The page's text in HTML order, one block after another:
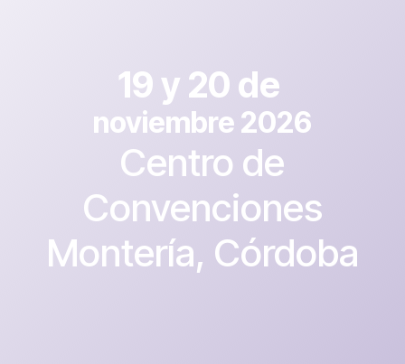
19 y 20 de
noviembre 2026
Centro de
Convenciones
Montería, Córdoba